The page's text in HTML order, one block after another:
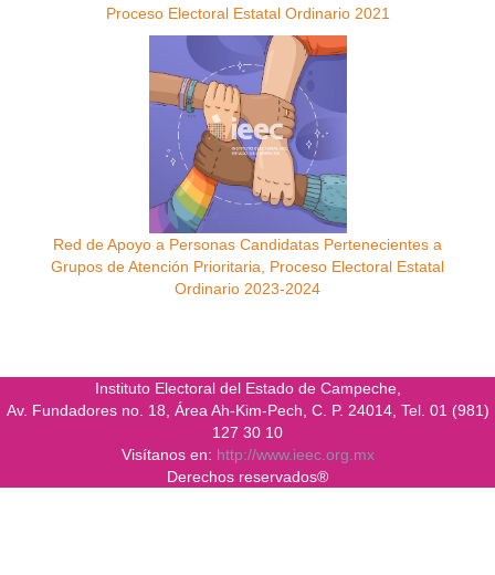
Proceso Electoral Estatal Ordinario 2021
Red de Apoyo a Personas Candidatas Pertenecientes a
Grupos de Atención Prioritaria, Proceso Electoral Estatal
Ordinario 2023-2024
Instituto Electoral del Estado de Campeche,
Av. Fundadores no. 18, Área Ah-Kim-Pech, C. P. 24014, Tel. 01 (981)
127 30 10
Visítanos en: http://www.ieec.org.mx
Derechos reservados®